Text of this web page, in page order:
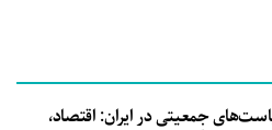
جمعیتی در ایران: اقتصاد،